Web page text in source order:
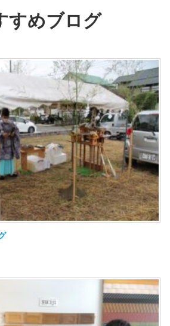
すめブログ